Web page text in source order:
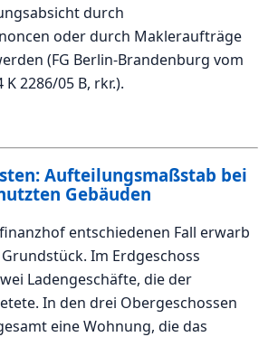
durch
oder durch Makleraufträge
(FG Berlin-Brandenburg vom
K 2286/05 B, rkr.).
Aufteilungsmaßstab bei
Gebäuden
entschiedenen Fall erwarb
Im Erdgeschoss
Ladengeschäfte, die der
In den drei Obergeschossen
eine Wohnung, die das